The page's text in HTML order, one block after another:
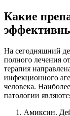
Какие
На сегодняшний
полного лечения
терапия
инфекционного
человека.
патологии
Амиксин.